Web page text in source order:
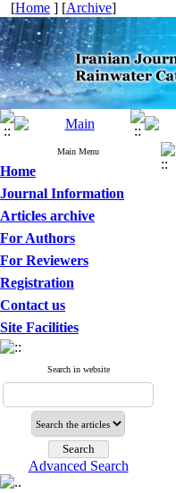
[Home ] [Archive]
Main Menu
Home
Journal Information
Articles archive
For Authors
For Reviewers
Registration
Contact us
Site Facilities
Search in website
Advanced Search